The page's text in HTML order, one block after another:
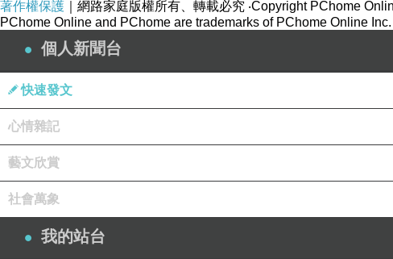
著作權保護 ｜網路家庭版權所有、轉載必究 ‧Copyright PChome
PChome Online and PChome are trademarks of PChome Online Inc.
個人新聞台
快速發文
心情雜記
藝文欣賞
社會萬象
我的站台